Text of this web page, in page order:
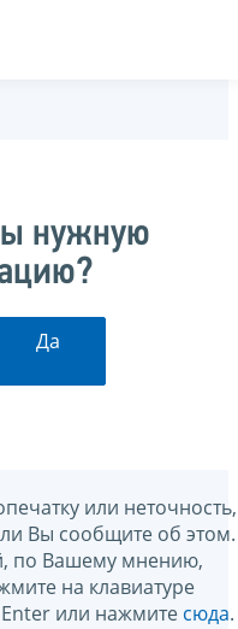
нужную
Да
или неточность,
Вы сообщите об этом.
по Вашему мнению,
на клавиатуре
или нажмите сюда.